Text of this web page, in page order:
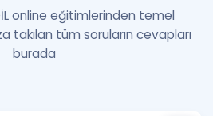
Hatırlamıyorum
GİRİŞ YAP
online eğitimlerinden temel
takılan tüm soruların cevapları
burada